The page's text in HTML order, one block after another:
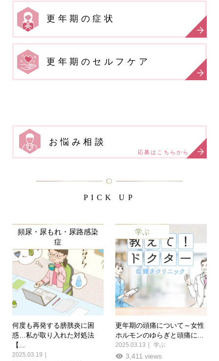
更年期の症状
更年期のセルフケア
お悩み相談
応募はこちらから
PICK UP
頻尿・尿もれ・尿路感染
症
何度も再発する膀胱炎に困
惑…私が取り入れた対処法
【...
2025.03.19
学ぶ
更年期の頭痛について～女性
ホルモンのゆらぎと頭痛に...
2025.03.13 学ぶ
3,411 views